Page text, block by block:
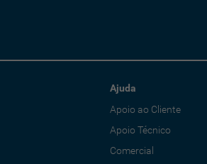
Ajuda
Apoio ao Cliente
Apoio Técnico
Comercial